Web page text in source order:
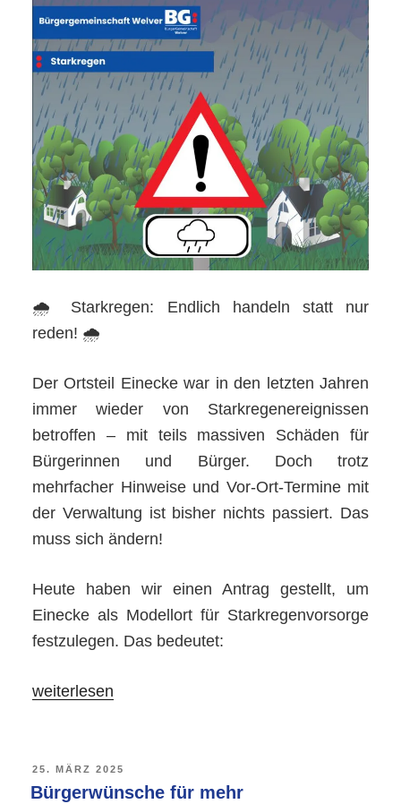
Vellinghausen-
Eilmsen“
🌧 Starkregen: Endlich handeln statt nur
reden! 🌧
Der Ortsteil Einecke war in den letzten Jahren
immer wieder von Starkregenereignissen
betroffen – mit teils massiven Schäden für
Bürgerinnen und Bürger. Doch trotz
mehrfacher Hinweise und Vor-Ort-Termine mit
der Verwaltung ist bisher nichts passiert. Das
muss sich ändern!
Heute haben wir einen Antrag gestellt, um
Einecke als Modellort für Starkregenvorsorge
festzulegen. Das bedeutet:
„Starkregen:
statt
nur
weiterlesen
VERÖFFENTLICHT
AM
25. MÄRZ 2025
Bürgerwünsche für mehr